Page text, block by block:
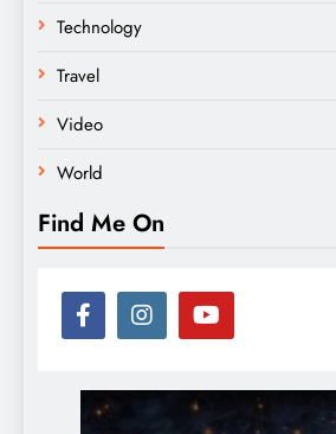
Technology
Travel
Video
World
Find Me On